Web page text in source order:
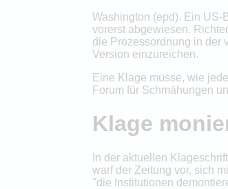
Washington (epd). Ein
vorerst abgewiesen.
die Prozessordnung in der
Version einzureichen.
Eine Klage müsse, wie
Forum für Schmähungen
Klage
In der aktuellen
warf der Zeitung vor, sich
"die Institutionen